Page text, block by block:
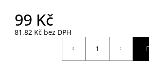
99 Kč
81,82 Kč bez DPH
e
m
e
SAFÍROVÝ